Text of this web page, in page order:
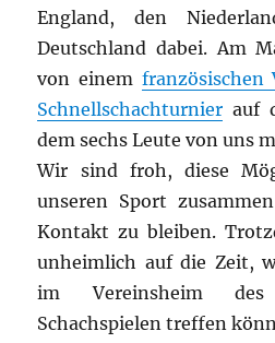
England, den
Deutschland dabei. Am
von einem französischen
Schnellschachturnier auf
dem sechs Leute von uns
Wir sind froh, diese
unseren Sport
Kontakt zu bleiben.
unheimlich auf die Zeit,
im Vereinsheim
Schachspielen treffen